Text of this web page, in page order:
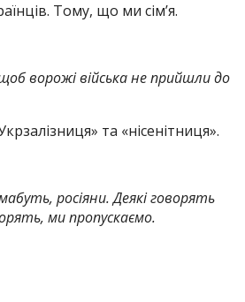
Тому, що ми сім’я.
ворожі війська не прийшли до
та «нісенітниця».
росіяни. Деякі говорять
ми пропускаємо.